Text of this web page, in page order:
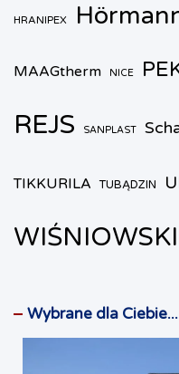
HRANIPEX
MAAGtherm NICE
REJS SANPLAST
TIKKURILA TUBĄDZIN
WIŚNIOWSKI
Wybrane dla Ciebie...